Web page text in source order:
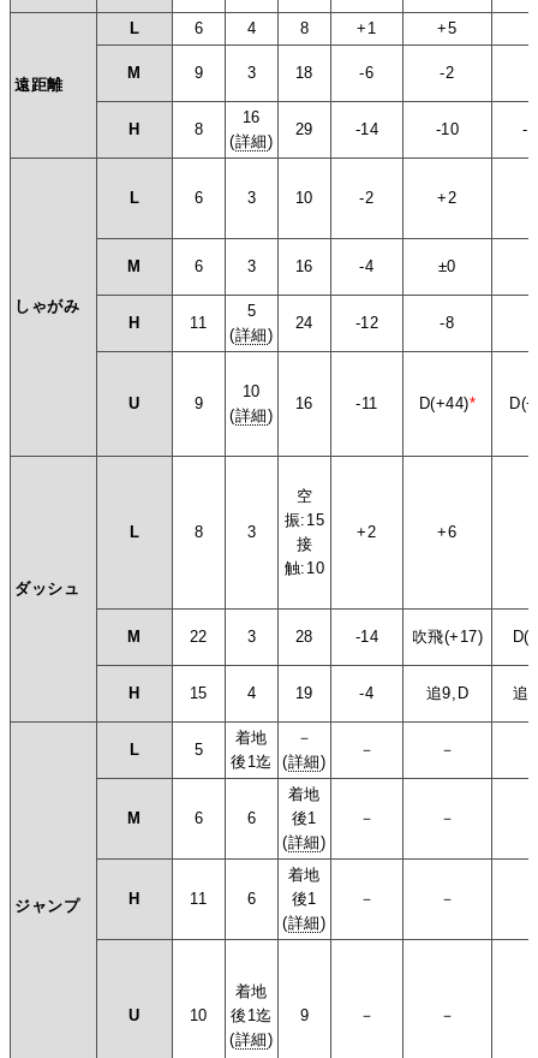
遠距離
L 6 4 8 +1 +5
M 9 3 18 -6 -2
H 8
16
(詳細)
29 -14 -10 -
しゃがみ
L 6 3 10 -2 +2
M 6 3 16 -4 ±0
H 11
5
(詳細)
24 -12 -8
U 9
10
(詳細)
16 -11 D(+44)*
ダッシュ
L 8 3
空
振:15
接
触:10
+2 +6
M 22 3 28 -14 吹飛(+17)
H 15 4 19 -4 追9,D 追
ジャンプ
L 5
着地
後1迄
－
(詳細)
－ －
M 6 6
着地
後1
(詳細)
－ －
H 11 6
着地
後1
(詳細)
－ －
U 10
着地
後1迄
(詳細)
9 － －